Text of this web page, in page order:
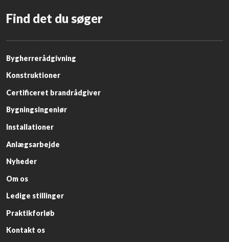
Find det du søger
​Bygherrerådgivning
Konstruktioner
Certificeret brandrådgiver
Bygningsingeniør
Installationer
Anlægsarbejde​
Nyheder​
Om os​
Ledige stillinger​
Praktikforløb​
Kontakt os